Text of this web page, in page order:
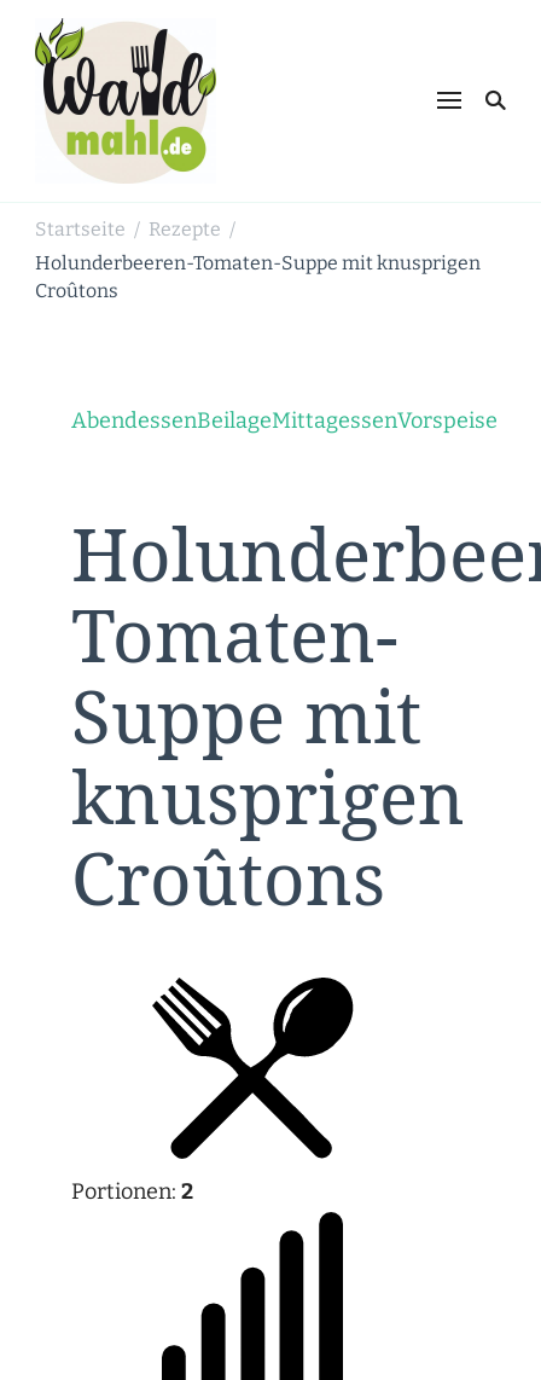
Schnabulieren, was die Natur einem
Startseite / Rezepte /
Holunderbeeren-Tomaten-Suppe mit knusprigen
Croûtons
AbendessenBeilageMittagessenVorspeise
Tomaten-
Suppe mit
knusprigen
Croûtons
Portionen: 2